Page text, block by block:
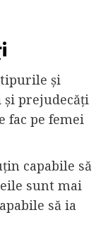
și
prejudecăți
fac pe femei
capabile să
sunt mai
să ia